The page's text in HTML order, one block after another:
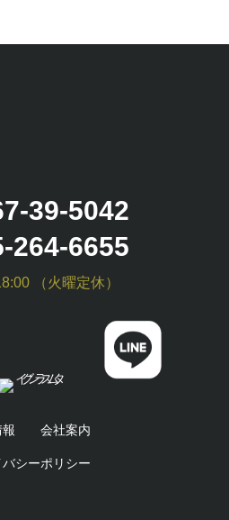
39-5042
264-6655
（火曜定休）
会社案内
バシーポリシー